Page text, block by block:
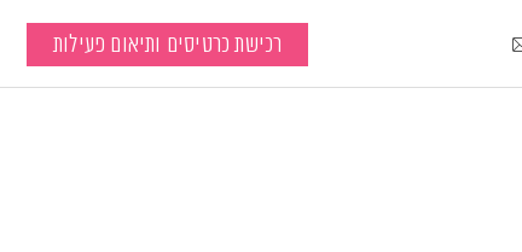
רכישת כרטיסים ותיאום פעילות